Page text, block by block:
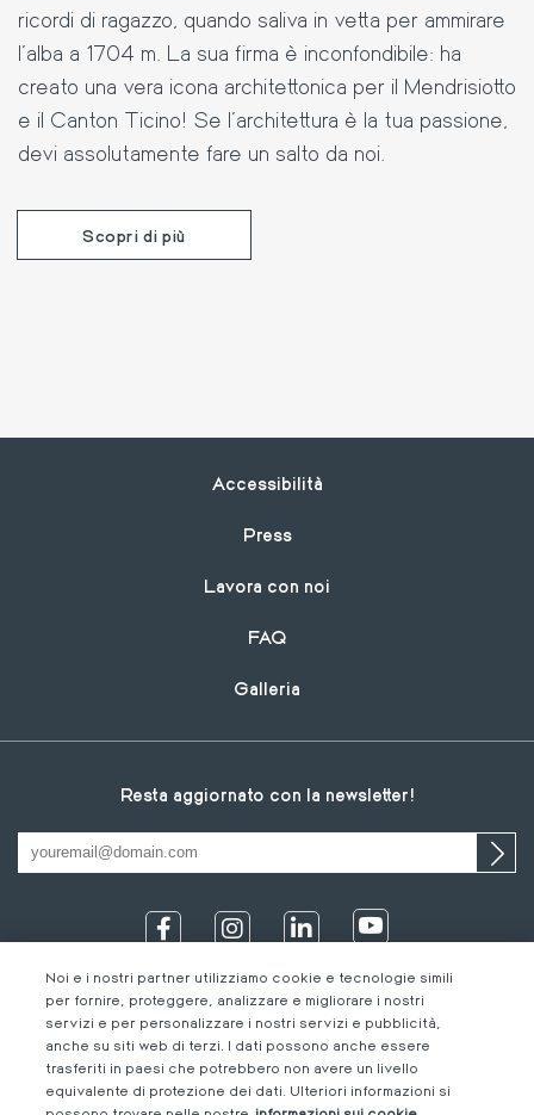
ricordi di ragazzo, quando saliva in vetta per ammirare
l’alba a 1704 m. La sua firma è inconfondibile: ha
creato una vera icona architettonica per il Mendrisiotto
e il Canton Ticino! Se l’architettura è la tua passione,
devi assolutamente fare un salto da noi.
Scopri di più
Footer
Accessibilità
Press
Lavora con noi
FAQ
Galleria
Resta aggiornato con la newsletter!
Footer
Informazioni legali IT
Noi e i nostri partner utilizziamo cookie e tecnologie simili
per fornire, proteggere, analizzare e migliorare i nostri
servizi e per personalizzare i nostri servizi e pubblicità,
anche su siti web di terzi. I dati possono anche essere
trasferiti in paesi che potrebbero non avere un livello
equivalente di protezione dei dati. Ulteriori informazioni si